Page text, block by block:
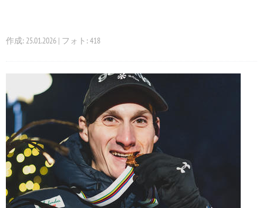
作成: 25.01.2026 | フォト: 418